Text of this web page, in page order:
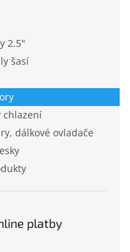
2.5"
šasí
chlazení
dálkové ovladače
platby